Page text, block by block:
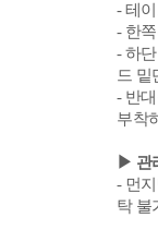
- 테
- 한
- 하
드 밑
- 반
부착
▶ 관
- 먼
탁 불